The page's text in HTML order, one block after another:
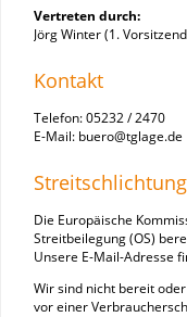
Vertreten durch:
Jörg Winter (1.
Kontakt
Telefon: 05232 / 2470
E-Mail: buero@tglage.de
Streitschlichtung
Die Europäische
Streitbeilegung (OS)
Unsere E-Mail-Adresse
Wir sind nicht bereit
vor einer